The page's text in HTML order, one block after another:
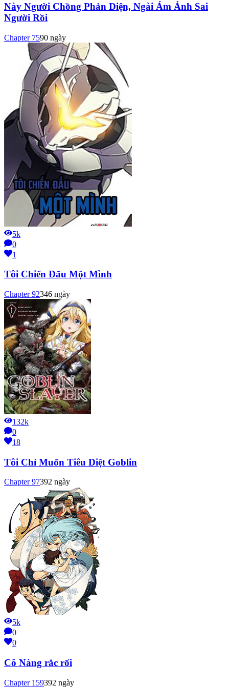
Này Người Chồng Phản Diện, Ngài Ám Ảnh Sai
Người Rồi
Chapter 7590 ngày
5k
0
1
Tôi Chiến Đấu Một Mình
Chapter92346 ngày
132k
0
18
Tôi Chỉ Muốn Tiêu Diệt Goblin
Chapter97392 ngày
5k
0
0
Cô Nàng rắc rối
Chapter 159392 ngày